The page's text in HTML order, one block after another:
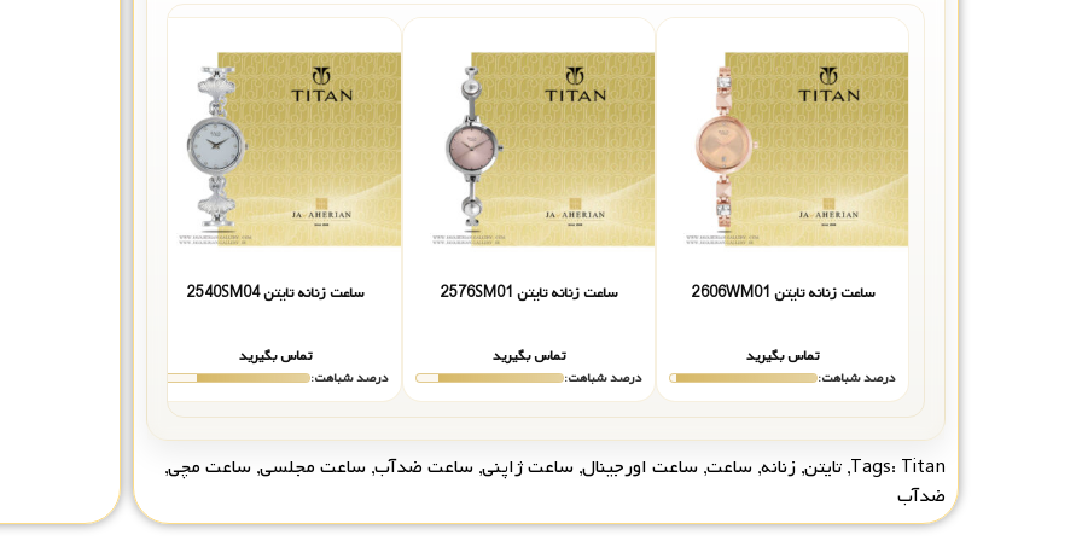
ساعت زنانه تایتن 2606WM01
تماس بگیرید
درصد شباهت:
ساعت زنانه تایتن 2576SM01
تماس بگیرید
درصد شباهت:
ساعت زنانه تایتن 2540SM04
تماس بگیرید
درصد شباهت:
Tags: Titan
, تایتن, زنانه, ساعت, ساعت اورجینال, ساعت ژاپنی, ساعت ضدآب, ساعت مجلسی, ساعت مچی,
ضدآب